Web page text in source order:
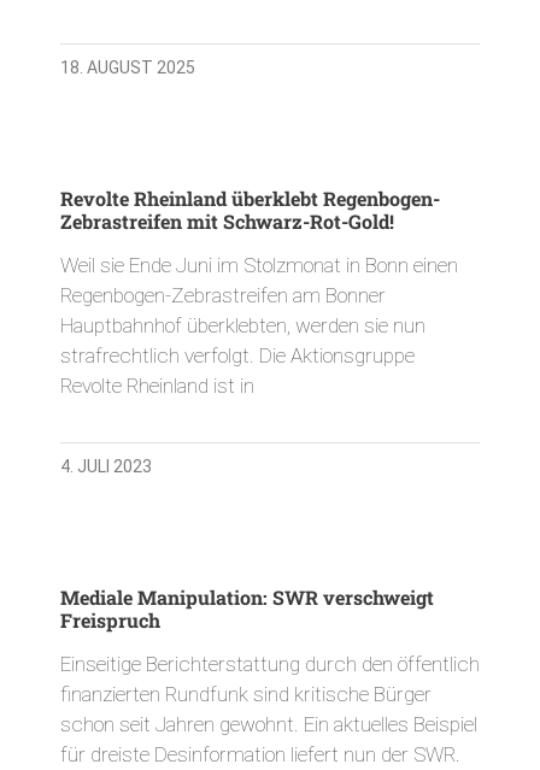
18. AUGUST 2025
Revolte Rheinland überklebt Regenbogen-
Zebrastreifen mit Schwarz-Rot-Gold!
Weil sie Ende Juni im Stolzmonat in Bonn einen
Regenbogen-Zebrastreifen am Bonner
Hauptbahnhof überklebten, werden sie nun
strafrechtlich verfolgt. Die Aktionsgruppe
Revolte Rheinland ist in
4. JULI 2023
Mediale Manipulation: SWR verschweigt
Freispruch
Einseitige Berichterstattung durch den öffentlich
finanzierten Rundfunk sind kritische Bürger
schon seit Jahren gewohnt. Ein aktuelles Beispiel
für dreiste Desinformation liefert nun der SWR.